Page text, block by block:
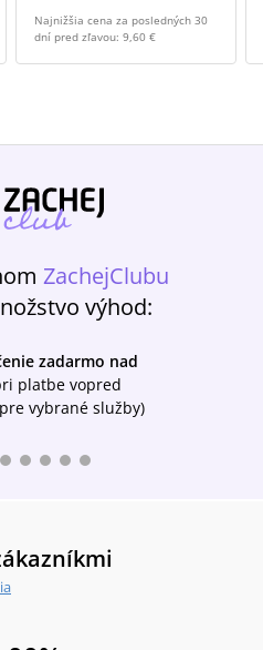
Najnižšia cena za posledných 30
dní pred zľavou: 9,60 €
ZachejClubu
výhod:
zadarmo nad
platbe vopred
vybrané služby)